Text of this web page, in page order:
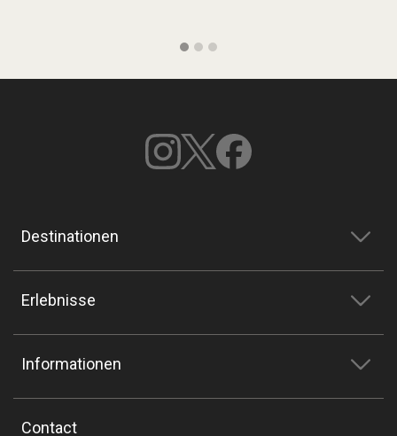
Destinationen
Erlebnisse
Informationen
Contact